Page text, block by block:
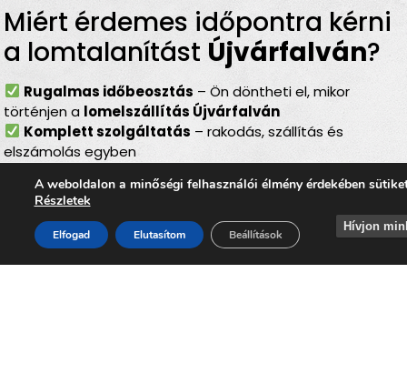
Miért érdemes időpontra kérni
a lomtalanítást Újvárfalván?
Rugalmas időbeosztás – Ön döntheti el, mikor
történjen a lomelszállítás Újvárfalván
Komplett szolgáltatás – rakodás, szállítás és
elszámolás egyben
kihelyezni a lomokat
Környezetbarát feldolgozás
– felelős, szelektív
hulladékkezelés
Gyors és szakszerű– minden gördülékenyen,
A weboldalon a minőségi felhasználói élmény érdekében
Részletek
Elfogad Elutasítom Beállítások
Hívjon